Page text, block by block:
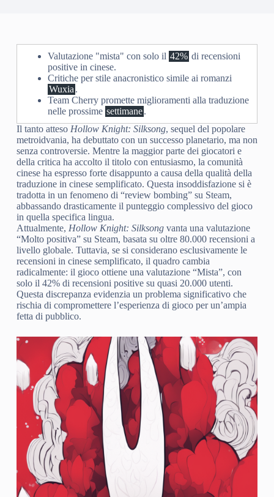
Valutazione "mista" con solo il 42% di recensioni
positive in cinese.
Critiche per stile anacronistico simile ai romanzi
Wuxia .
Team Cherry promette miglioramenti alla traduzione
nelle prossime settimane.
Il tanto atteso Hollow Knight: Silksong, sequel del popolare
metroidvania, ha debuttato con un successo planetario, ma non
senza controversie. Mentre la maggior parte dei giocatori e
della critica ha accolto il titolo con entusiasmo, la comunità
cinese ha espresso forte disappunto a causa della qualità della
traduzione in cinese semplificato. Questa insoddisfazione si è
tradotta in un fenomeno di “review bombing” su Steam,
abbassando drasticamente il punteggio complessivo del gioco
in quella specifica lingua.
Attualmente, Hollow Knight: Silksongvanta una valutazione
“Molto positiva” su Steam, basata su oltre 80.000 recensioni a
livello globale. Tuttavia, se si considerano esclusivamente le
recensioni in cinese semplificato, il quadro cambia
radicalmente: il gioco ottiene una valutazione “Mista”, con
solo il 42% di recensioni positive su quasi 20.000 utenti.
Questa discrepanza evidenzia un problema significativo che
rischia di compromettere l’esperienza di gioco per un’ampia
fetta di pubblico.